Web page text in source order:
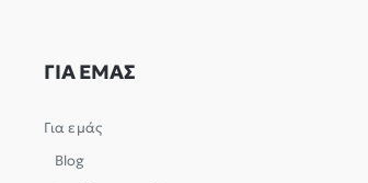
ΓΙΑ ΕΜΑΣ
Για εμάς
Blog